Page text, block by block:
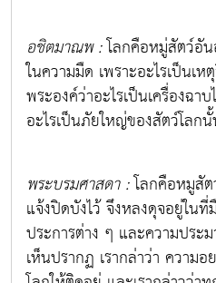
อชิตมาณพ :โลกคือหมู่สัตว์อัน
ในความมืด เพราะอะไรเป็นเ
พระองค์ว่าอะไรเป็นเครื่องฉา
อะไรเป็นภัยใหญ่ของสัตว์โลก
พระบรมศาสดา :โลกคือหมูสัต
แจ้งปิดบังไว้ จึงหลงดุจอยู่ใน
ประการต่าง ๆ และความประ
เห็นปรากฏ เรากล่าว่า ความอ